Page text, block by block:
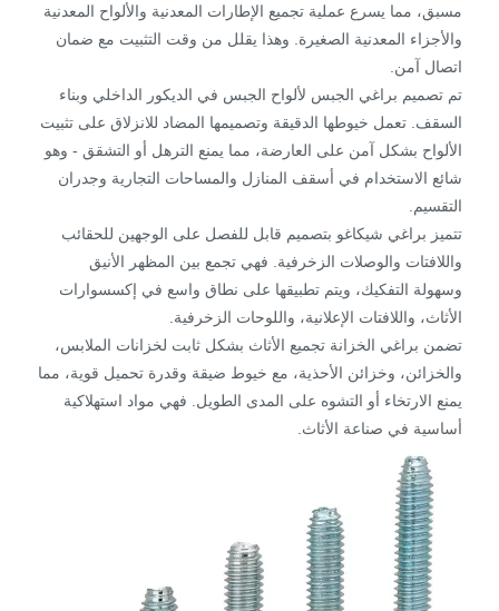
مسبق، مما يسرع عملية تجميع الإطارات المعدنية والألواح المعدنية
والأجزاء المعدنية الصغيرة. وهذا يقلل من وقت التثبيت مع ضمان
اتصال آمن.
تم تصميم براغي الجبس لألواح الجبس في الديكور الداخلي وبناء
السقف. تعمل خيوطها الدقيقة وتصميمها المضاد للانزلاق على تثبيت
الألواح بشكل آمن على العارضة، مما يمنع الترهل أو التشقق - وهو
شائع الاستخدام في أسقف المنازل والمساحات التجارية وجدران
التقسيم.
تتميز براغي شيكاغو بتصميم قابل للفصل على الوجهين للحقائب
واللافتات والوصلات الزخرفية. فهي تجمع بين المظهر الأنيق
وسهولة التفكيك، ويتم تطبيقها على نطاق واسع في إكسسوارات
الأثاث، واللافتات الإعلانية، واللوحات الزخرفية.
تضمن براغي الخزانة تجميع الأثاث بشكل ثابت لخزانات الملابس،
والخزائن، وخزائن الأحذية، مع خيوط ضيقة وقدرة تحميل قوية، مما
يمنع الارتخاء أو التشوه على المدى الطويل. فهي مواد استهلاكية
أساسية في صناعة الأثاث.